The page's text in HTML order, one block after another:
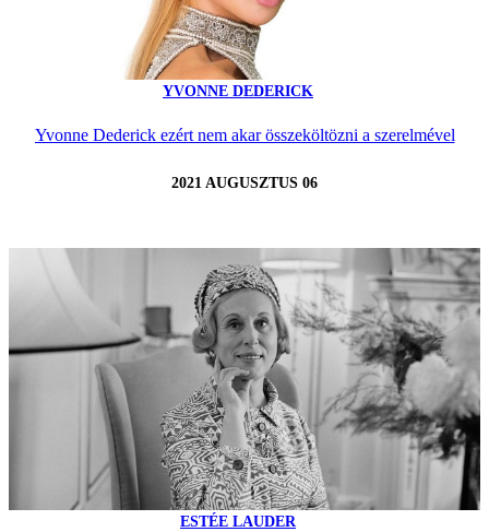
YVONNE DEDERICK
Yvonne Dederick ezért nem akar összeköltözni a szerelmével
2021 AUGUSZTUS 06
ESTÉE LAUDER